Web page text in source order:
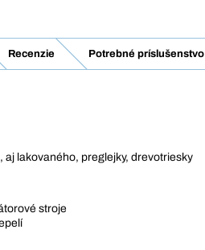
Recenzie Potrebné príslušenstvo
lakovaného, preglejky, drevotriesky
stroje